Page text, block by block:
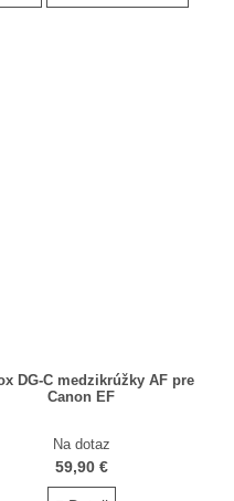
DG-C medzikrúžky AF pre
Canon EF
Na dotaz
59,90 €